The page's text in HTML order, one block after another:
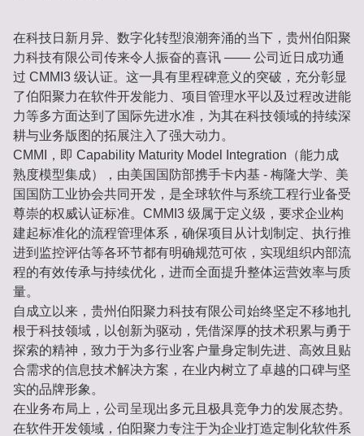
在科技日新月异、数字化转型浪潮奔涌的当下，贵州伯阳聚
力科技有限公司传来令人振奋的喜讯 —— 公司近日成功通
过 CMMI3 级认证。这一具有里程碑意义的突破，充分彰显
了伯阳聚力在软件开发能力、项目管理水平以及过程改进能
力等多方面达到了国际先进水准，为其在科技领域的持续深
耕与业务版图的拓展注入了强大动力。
CMMI，即 Capability Maturity Model Integration（能力成
熟度模型集成），由美国国防部携手卡内基 - 梅隆大学、美
国国防工业协会共同开发，是全球软件与系统工程行业备受
尊崇的权威认证标准。CMMI3 级属于定义级，要求企业构
建起标准化的流程管理体系，确保项目从计划制定、执行推
进到监控评估等各环节都有明确规范可依，实现组织内部流
程的有效传承与持续优化，进而全面提升整体运营效率与质
量。
自成立以来，贵州伯阳聚力科技有限公司始终坚定不移地扎
根于科技领域，以创新为驱动，凭借深厚的技术积累与勇于
探索的精神，致力于为多行业客户量身定制先进、高效且贴
合需求的信息技术解决方案，在业内树立了卓越的口碑与坚
实的品牌形象。
在业务布局上，公司呈现出多元且极具竞争力的发展态势。
在软件开发领域，伯阳聚力专注于为企业打造定制化软件系